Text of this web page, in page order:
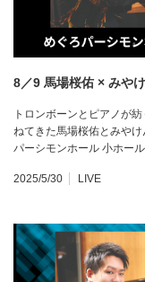
8／9 馬場桜佑 × みや
トロンボーンとピアノが
ねてきた馬場桜佑とみや
パーシモンホール 小ホー
2025/5/30 LIVE